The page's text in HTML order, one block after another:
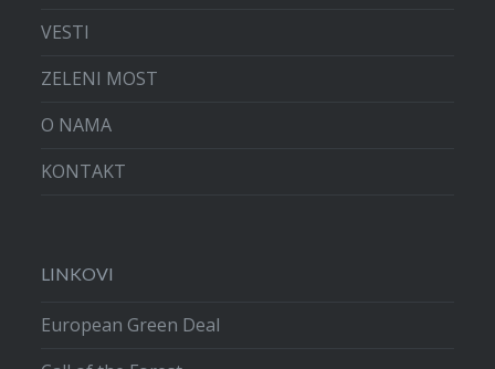
VESTI
ZELENI MOST
O NAMA
KONTAKT
LINKOVI
European Green Deal